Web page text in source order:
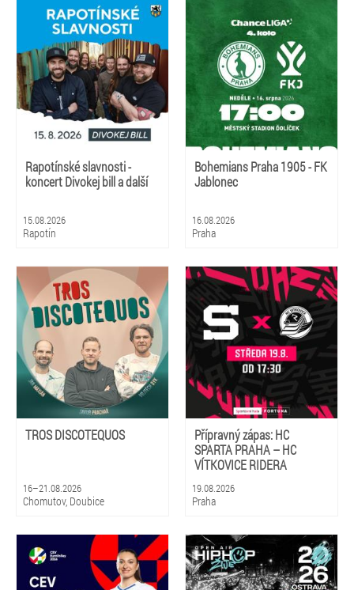
Rapotínské slavnosti -
koncert Divokej bill a další
15.08.2026
Rapotín
Bohemians Praha 1905 - FK
Jablonec
16.08.2026
Praha
TROS DISCOTEQUOS
16–21.08.2026
Chomutov, Doubice
Přípravný zápas: HC
SPARTA PRAHA – HC
VÍTKOVICE RIDERA
19.08.2026
Praha